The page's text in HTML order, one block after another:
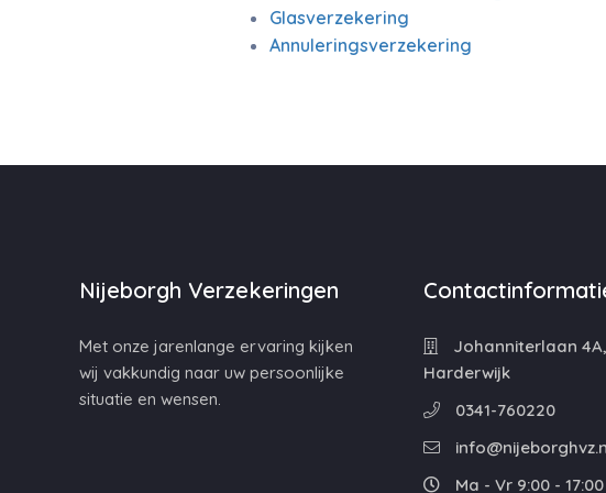
Glasverzekering
Annuleringsverzekering
Nijeborgh Verzekeringen
Met onze jarenlange ervaring kijken
wij vakkundig naar uw persoonlijke
situatie en wensen.
Johanniterlaan 4A,
Harderwijk
0341-760220
Ma - Vr 9:00 - 17:00